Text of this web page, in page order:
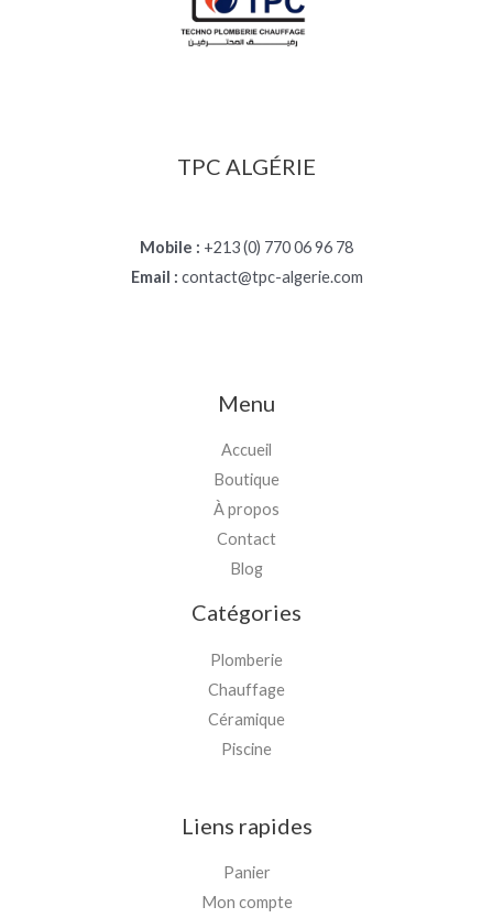
TPC ALGÉRIE
Mobile : +213 (0) 770 06 96 78
Email : contact@tpc-algerie.com
Menu
Accueil
Boutique
À propos
Contact
Blog
Catégories
Plomberie
Chauffage
Céramique
Piscine
Liens rapides
Panier
Mon compte